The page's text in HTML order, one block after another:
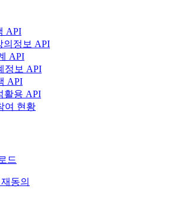
API
의정보 API
API
정보 API
API
활용 API
여 현황
드
동의